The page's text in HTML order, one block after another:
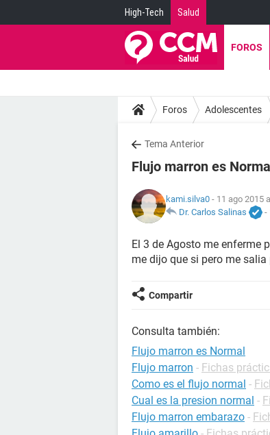
High-Tech Salud
FOROS
Foros Adolescentes
Tema Anterior
Flujo marron es
kami.silva0 - 11 ago 2015
Dr. Carlos Salinas
-
El 3 de Agosto me enferme
me dijo que si pero me
Compartir
Consulta también:
Flujo marron es Normal
Flujo marron - Fichas
Como es el flujo normal -
Cual es la presion normal -
Flujo marron embarazo -